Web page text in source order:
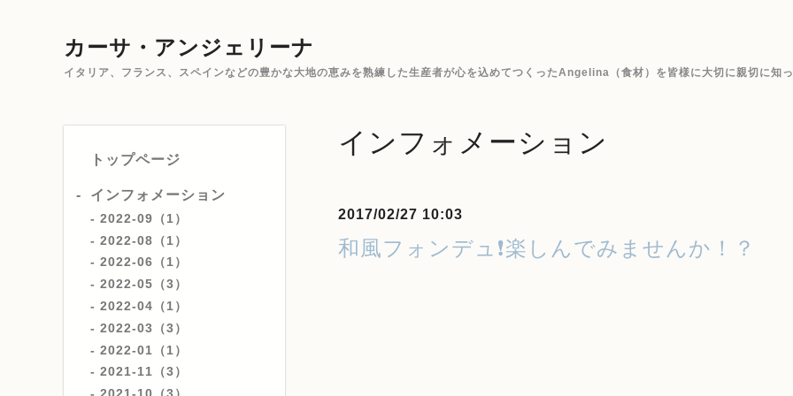
カーサ・アンジェリーナ
イタリア、フランス、スペインなどの豊かな大地の恵みを熟練した生産者が心を込めてつくったAngelina（食材）を皆様に大切に親切に知っ
トップページ
インフォメーション
2022-09（1）
2022-08（1）
2022-06（1）
2022-05（3）
2022-04（1）
2022-03（3）
2022-01（1）
2021-11（3）
インフォメーション
2017/02/27 10:03
和風フォンデュ❗楽しんでみませんか！？